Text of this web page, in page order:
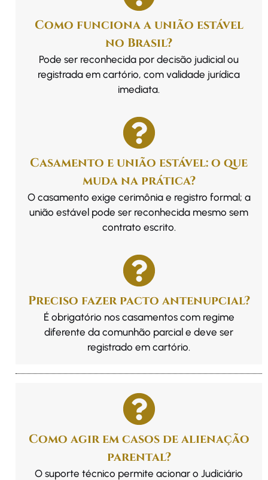
Como funciona a união estável
no Brasil?
Pode ser reconhecida por decisão judicial ou
registrada em cartório, com validade jurídica
imediata.
Casamento e união estável: o que
muda na prática?
O casamento exige cerimônia e registro formal; a
união estável pode ser reconhecida mesmo sem
contrato escrito.
Preciso fazer pacto antenupcial?
É obrigatório nos casamentos com regime
diferente da comunhão parcial e deve ser
registrado em cartório.
Como agir em casos de alienação
parental?
O suporte técnico permite acionar o Judiciário